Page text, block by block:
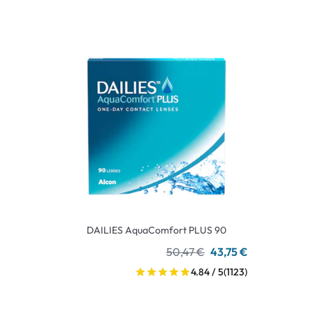
DAILIES AquaComfort PLUS 90
50,47 € 43,75 €
4.84 / 5(1123)